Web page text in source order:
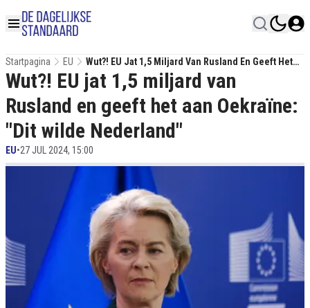
Startpagina EU
Wut?! EU Jat 1,5 Miljard Van Rusland En Geeft Het
Aan Oekraïne: "Dit Wilde Nederland"
Wut?! EU jat 1,5 miljard van
Rusland en geeft het aan Oekraïne:
"Dit wilde Nederland"
EU•27 JUL 2024, 15:00